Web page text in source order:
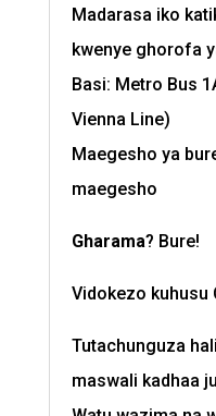
Madarasa iko
kwenye ghorofa
Basi: Metro Bus
Vienna Line)
Maegesho ya
maegesho
Gharama? Bure!
Vidokezo kuhusu
Tutachunguza
maswali kadhaa